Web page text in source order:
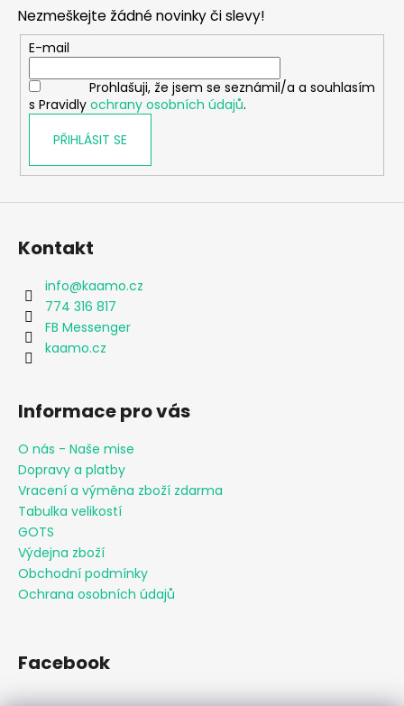
Nezmeškejte žádné novinky či slevy!
E-mail
Prohlašuji, že jsem se seznámil/a a souhlasím
s Pravidly ochrany osobních údajů.
PŘIHLÁSIT SE
Kontakt
info@kaamo.cz
774 316 817
FB Messenger
kaamo.cz
Informace pro vás
O nás - Naše mise
Dopravy a platby
Vracení a výměna zboží zdarma
Tabulka velikostí
GOTS
Výdejna zboží
Obchodní podmínky
Ochrana osobních údajů
Facebook